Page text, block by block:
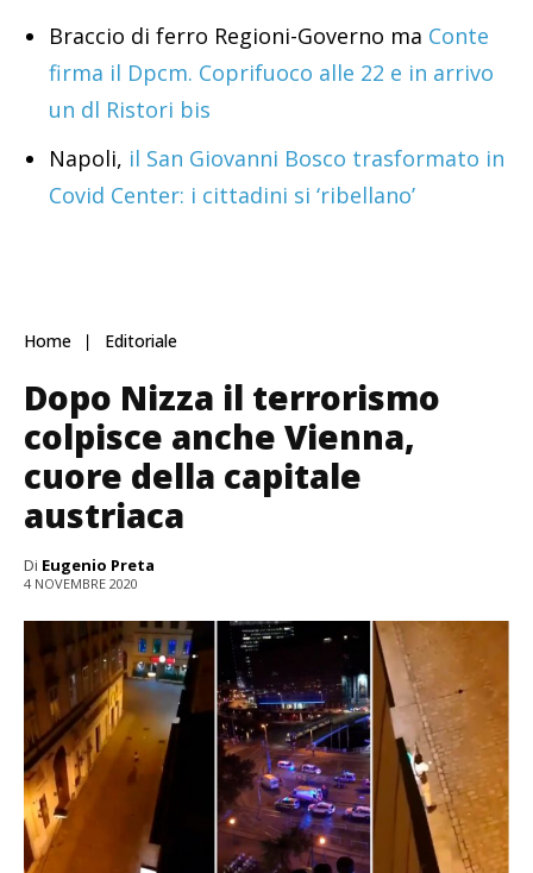
Braccio di ferro Regioni-Governo ma Conte
firma il Dpcm. Coprifuoco alle 22 e in arrivo
un dl Ristori bis
Napoli, il San Giovanni Bosco trasformato in
Covid Center: i cittadini si ‘ribellano’
Home Editoriale
Dopo Nizza il terrorismo
colpisce anche Vienna,
cuore della capitale
austriaca
Di Eugenio Preta
4 NOVEMBRE 2020